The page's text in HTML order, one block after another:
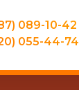
089-10-42
055-44-74